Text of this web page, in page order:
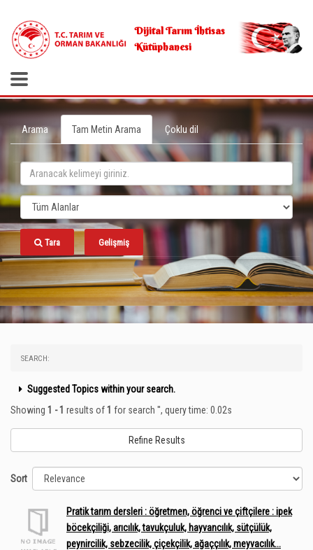
Dijital Tarım İhtisas
Kütüphanesi
Arama Tam Metin Arama Çoklu dil
Tara Gelişmiş
SEARCH:
Suggested Topics within your search.
Showing 1 - 1 results of1 for search '', query time: 0.02s
Refine Results
Sort
Pratik tarım dersleri : öğretmen, öğrenci ve çiftçilere : ipek
böcekçiliği, arıcılık, tavukçuluk, hayvancılık, sütçülük,
peynircilik, sebzecilik, çiçekçilik, ağaççılık, meyvacılık...